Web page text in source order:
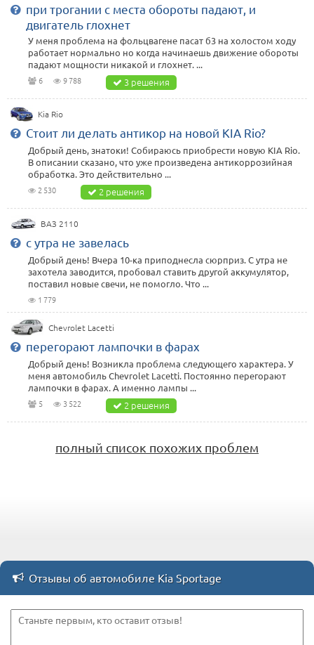
при трогании с места обороты падают, и
двигатель глохнет
У меня проблема на фольцвагене пасат б3 на холостом ходу
работает нормально но когда начинаешь движение обороты
падают мощности никакой и глохнет. ...
6 9 788 3 решения
Kia Rio
Стоит ли делать антикор на новой KIA Rio?
Добрый день, знатоки! Собираюсь приобрести новую KIA Rio.
В описании сказано, что уже произведена антикоррозийная
обработка. Это действительно ...
2 530 2 решения
ВАЗ 2110
с утра не завелась
Добрый день! Вчера 10-ка приподнесла сюрприз. С утра не
захотела заводится, пробовал ставить другой аккумулятор,
поставил новые свечи, не помогло. Что ...
1 779
Chevrolet Lacetti
перегорают лампочки в фарах
Добрый день! Возникла проблема следующего характера. У
меня автомобиль Chevrolet Lacetti. Постоянно перегорают
лампочки в фарах. А именно лампы ...
5 3 522 2 решения
полный список похожих проблем
Отзывы об автомобиле Kia Sportage